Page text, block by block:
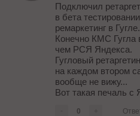
Подключил
в бета
ремаркетинг в Гугле.
Конечно КМС Гугла
чем РСЯ Яндекса.
Гугловый
на каждом втором
вообще не вижу...
Вот такая печаль с
0